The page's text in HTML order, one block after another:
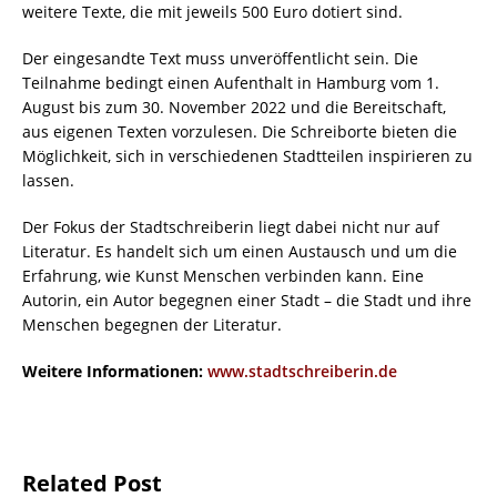
weitere Texte, die mit jeweils 500 Euro dotiert sind.
Der eingesandte Text muss unveröffentlicht sein. Die
Teilnahme bedingt einen Aufenthalt in Hamburg vom 1.
August bis zum 30. November 2022 und die Bereitschaft,
aus eigenen Texten vorzulesen. Die Schreiborte bieten die
Möglichkeit, sich in verschiedenen Stadtteilen inspirieren zu
lassen.
Der Fokus der Stadtschreiberin liegt dabei nicht nur auf
Literatur. Es handelt sich um einen Austausch und um die
Erfahrung, wie Kunst Menschen verbinden kann. Eine
Autorin, ein Autor begegnen einer Stadt – die Stadt und ihre
Menschen begegnen der Literatur.
Weitere Informationen: www.stadtschreiberin.de
Related Post